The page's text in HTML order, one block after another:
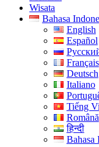
Wisata
Bahasa
English
Español
Français
Deutsch
Italiano
Tiếng
Română
हिन्दी
Bahasa